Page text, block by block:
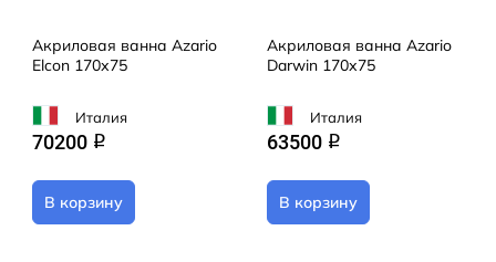
Акриловая ванна Azario
Elcon 170х75
Италия
70200 q
В корзину
Акриловая ванна Azario
Darwin 170х75
Италия
63500 q
В корзину